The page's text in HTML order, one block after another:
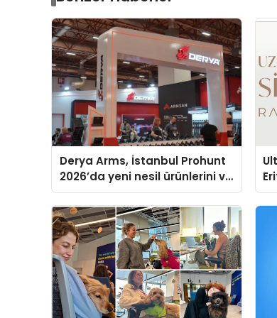
Derya Arms, İstanbul Prohunt
2026’da yeni nesil ürünlerini ve
global marka vizyonunu
sergiledi